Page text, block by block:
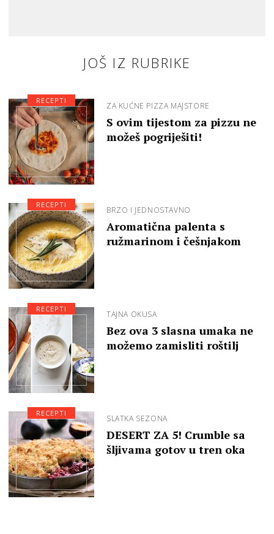
JOŠ IZ RUBRIKE
ZA KUĆNE PIZZA MAJSTORE
S ovim tijestom za pizzu ne
možeš pogriješiti!
RECEPTI
BRZO I JEDNOSTAVNO
Aromatična palenta s
ružmarinom i češnjakom
RECEPTI
TAJNA OKUSA
Bez ova 3 slasna umaka ne
možemo zamisliti roštilj
RECEPTI
SLATKA SEZONA
DESERT ZA 5! Crumble sa
šljivama gotov u tren oka
RECEPTI